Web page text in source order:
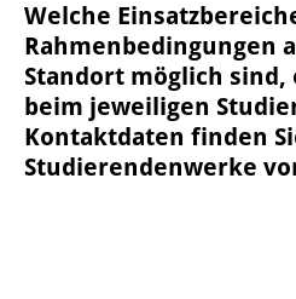
Welche
Rahmenbedingungen
Standort möglich
beim jeweiligen
Kontaktdaten finden
Studierendenwerke